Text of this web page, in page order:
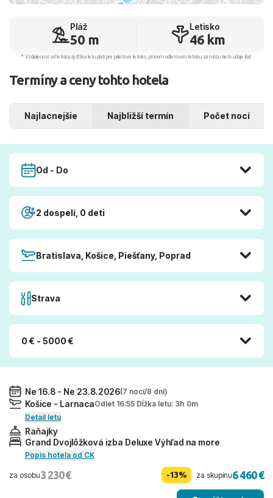
Pláž
50 m
Letisko
46 km
* Vzdialenosť od letiska aj dľžka letu platí pre príletové letisko, pri inom odletovom letisku sa môžu tieto údaje líšiť.
Termíny a ceny tohto hotela
Najlacnejšie Najbližší termín Počet nocí
Od - Do
2 dospelí, 0 deti
Bratislava, Košice, Piešťany, Poprad
Strava
0 € - 5000 €
Ne 16.8 - Ne 23.8.2026(7 nocí/8 dní)
Košice - LarnacaOdlet 16:55 Dĺžka letu: 3h 0m
Detail letu
Raňajky
Grand Dvojlôžková izba Deluxe Výhľad na more
Popis hotela od CK
za osobu3 230 € -13% za skupinu6 460 €